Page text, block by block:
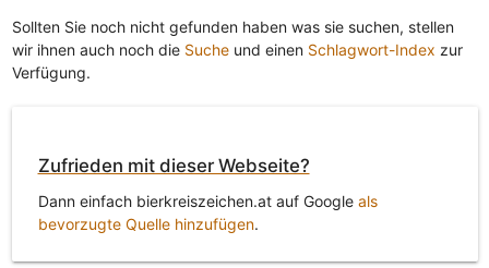
Sollten Sie noch nicht gefunden haben was sie suchen, stellen
wir ihnen auch noch die Sucheund einen Schlagwort-Index zur
Verfügung.
Zufrieden mit dieser Webseite?
Dann einfach bierkreiszeichen.at auf Google als
bevorzugte Quelle hinzufügen.